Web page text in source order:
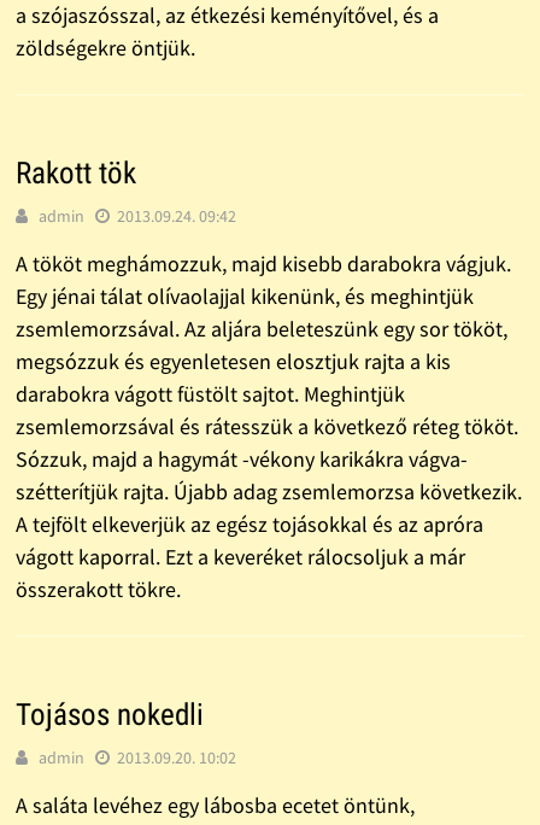
a szójaszósszal, az étkezési keményítővel, és a
zöldségekre öntjük.
Rakott tök
admin 2013.09.24. 09:42
A tököt meghámozzuk, majd kisebb darabokra vágjuk.
Egy jénai tálat olívaolajjal kikenünk, és meghintjük
zsemlemorzsával. Az aljára beleteszünk egy sor tököt,
megsózzuk és egyenletesen elosztjuk rajta a kis
darabokra vágott füstölt sajtot. Meghintjük
zsemlemorzsával és rátesszük a következő réteg tököt.
Sózzuk, majd a hagymát -vékony karikákra vágva-
szétterítjük rajta. Újabb adag zsemlemorzsa következik.
A tejfölt elkeverjük az egész tojásokkal és az apróra
vágott kaporral. Ezt a keveréket rálocsoljuk a már
összerakott tökre.
Tojásos nokedli
admin 2013.09.20. 10:02
A saláta levéhez egy lábosba ecetet öntünk,